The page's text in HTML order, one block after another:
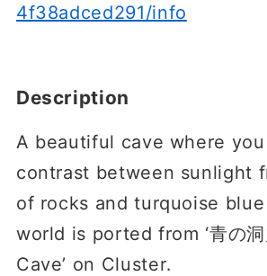
4f38adced291/info
Description
A beautiful cave where
contrast between sunlight
of rocks and turquoise blue
world is ported from ‘青の
Cave’ on Cluster․